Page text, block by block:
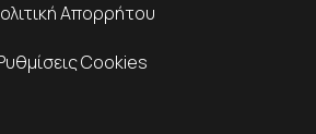
Απορρήτου
Cookies